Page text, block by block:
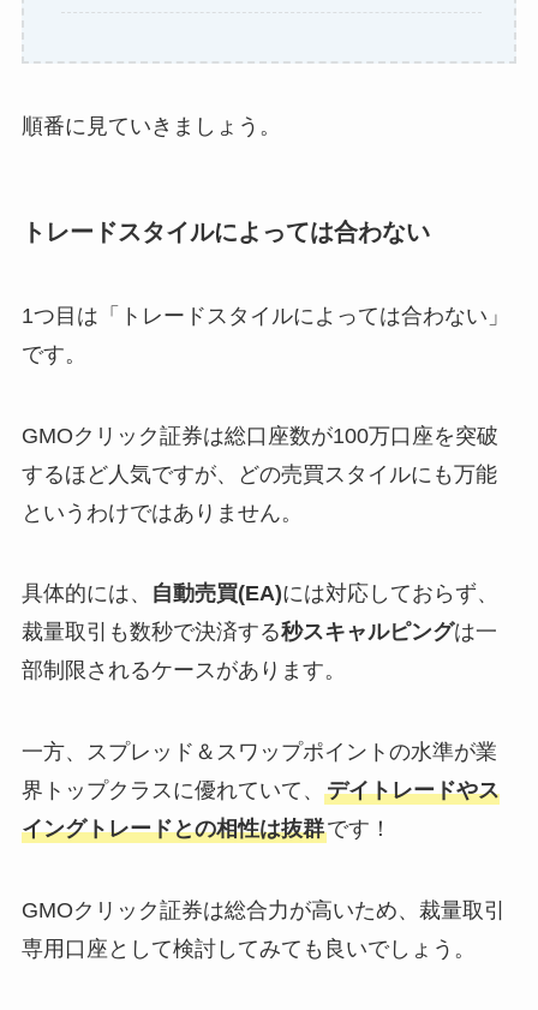
順番に見ていきましょう。
トレードスタイルによっては合わない
1つ目は「トレードスタイルによっては合わない」
です。
GMOクリック証券は総口座数が100万口座を突破
するほど人気ですが、どの売買スタイルにも万能
というわけではありません。
具体的には、 自動売買(EA)には対応しておらず、
裁量取引も数秒で決済する秒スキャルピングは一
部制限されるケースがあります。
一方、スプレッド＆スワップポイントの水準が業
界トップクラスに優れていて、 デイトレードやス
イングトレードとの相性は抜群です！
GMOクリック証券は総合力が高いため、裁量取引
専用口座として検討してみても良いでしょう。